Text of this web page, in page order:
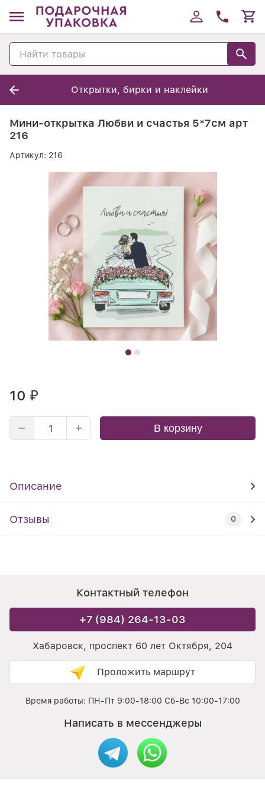
Открытки, бирки и наклейки
Мини-открытка Любви и счастья 5*7см арт
216
Артикул: 216
10 ₽
В корзину
Описание
Отзывы 0
Контактный телефон
+7 (984) 264-13-03
Хабаровск, проспект 60 лет Октября, 204
Проложить маршрут
Время работы: ПН-Пт 9:00-18:00 Сб-Вс 10:00-17:00
Написать в мессенджеры